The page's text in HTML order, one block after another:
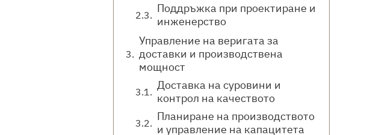
Поддръжка при проектиране и
инженерство
Управление на веригата за
доставки и производствена
мощност
Доставка на суровини и
контрол на качеството
Планиране на производството
и управление на капацитета